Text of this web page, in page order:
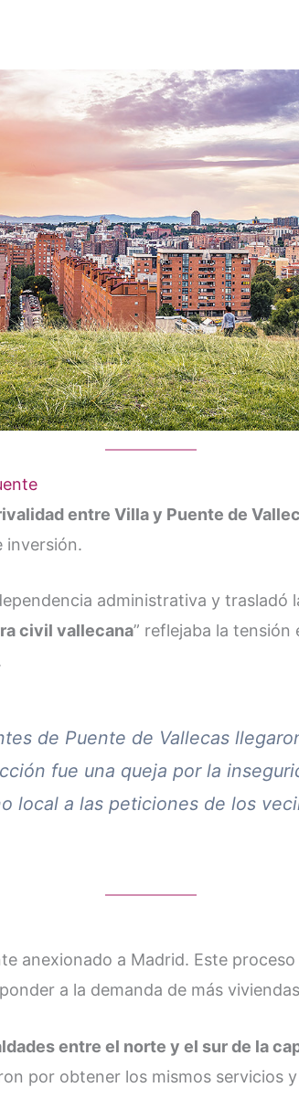
entre Villa y Puente de
inversión.
administrativa y
civil vallecana” reflejaba la
de Puente de Vallecas
fue una queja por la
local a las peticiones de los
anexionado a Madrid. Este
a la demanda de más
entre el norte y el sur de la
por obtener los mismos servicios